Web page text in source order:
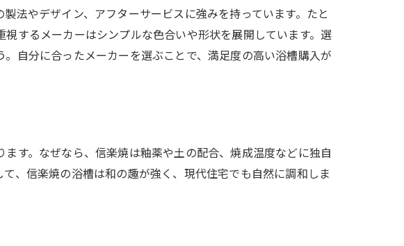
法やデザイン、アフターサービスに強みを持っています。たと
するメーカーはシンプルな色合いや形状を展開しています。選
自分に合ったメーカーを選ぶことで、満足度の高い浴槽購入が
す。なぜなら、信楽焼は釉薬や土の配合、焼成温度などに独自
、信楽焼の浴槽は和の趣が強く、現代住宅でも自然に調和しま